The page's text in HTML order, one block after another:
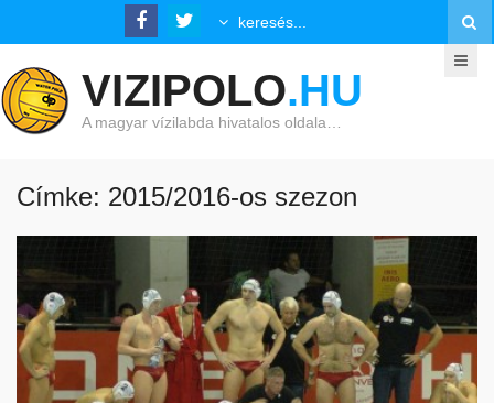
VIZIPOLO.HU
A magyar vízilabda hivatalos oldala…
Címke: 2015/2016-os szezon